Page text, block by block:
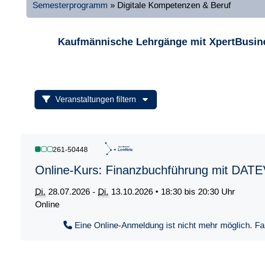
Semesterprogramm » Digitale Kompetenzen & Beruf
Kaufmännische Lehrgänge mit
Veranstaltungen filtern
261-50448
Online-Kurs: Finanzbuchführung mit
Di. 28.07.2026 - Di. 13.10.2026 • 18:30 bis 20:30 Uhr
Online
Eine Online-Anmeldung ist nicht mehr möglich.